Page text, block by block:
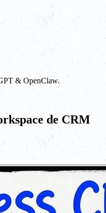
& OpenClaw.
de CRM